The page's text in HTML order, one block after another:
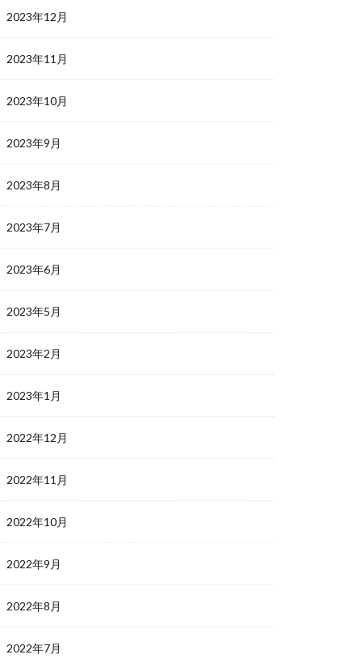
2023年12月
2023年11月
2023年10月
2023年9月
2023年8月
2023年7月
2023年6月
2023年5月
2023年2月
2023年1月
2022年12月
2022年11月
2022年10月
2022年9月
2022年8月
2022年7月